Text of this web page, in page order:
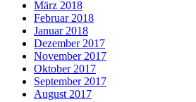
März 2018
Februar 2018
Januar 2018
Dezember 2017
November 2017
Oktober 2017
September 2017
August 2017